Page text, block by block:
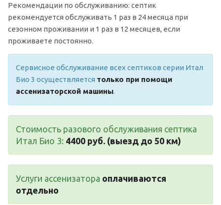
Рекомендации по обслуживанию: септик
рекомендуется обслуживать 1 раз в 24 месяца при
сезонном проживании и 1 раз в 12 месяцев, если
проживаете постоянно.
Сервисное обслуживание всех септиков серии Итал
Био 3 осуществляется только при помощи
ассенизаторской машины.
Стоимость разового обслуживания септика
Итал Био 3: 4400 руб. (выезд до 50 км)
Услуги ассенизатора оплачиваются
отдельно